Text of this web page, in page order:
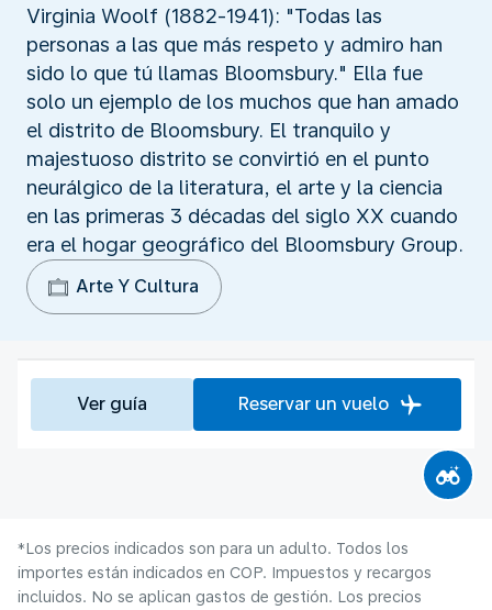
Virginia Woolf (1882-1941): "Todas las
personas a las que más respeto y admiro han
sido lo que tú llamas Bloomsbury." Ella fue
solo un ejemplo de los muchos que han amado
el distrito de Bloomsbury. El tranquilo y
majestuoso distrito se convirtió en el punto
neurálgico de la literatura, el arte y la ciencia
en las primeras 3 décadas del siglo XX cuando
era el hogar geográfico del Bloomsbury Group.
Arte Y Cultura
Ver guía Reservar un vuelo
*Los precios indicados son para un adulto. Todos los
importes están indicados en COP. Impuestos y recargos
incluidos. No se aplican gastos de gestión. Los precios